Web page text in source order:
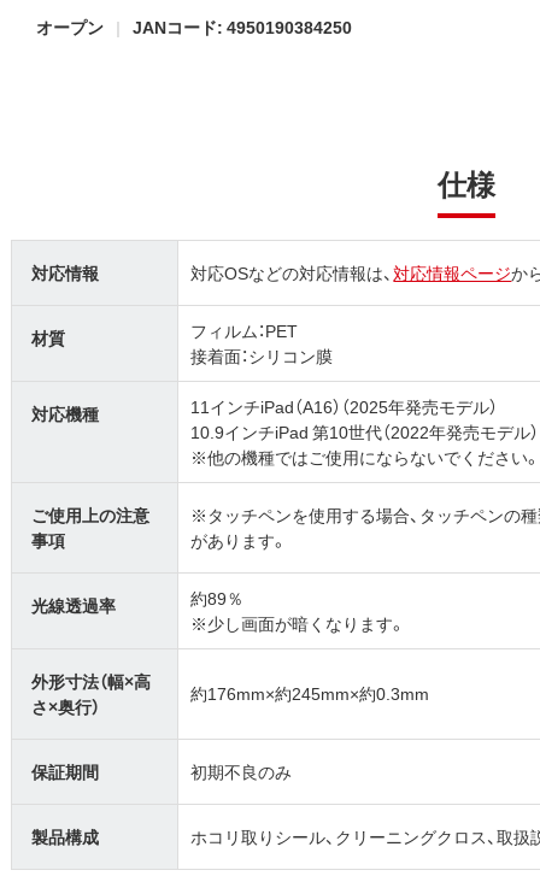
オープン JANコード: 4950190384250
仕様
対応情報 対応OSなどの対応情報は、対応情報ページか
材質
フィルム：PET
接着面：シリコン膜
対応機種
11インチiPad（A16）（2025年発売モデル）
10.9インチiPad 第10世代（2022年発売モデル）
※他の機種ではご使用にならないでください
ご使用上の注意
事項
※タッチペンを使用する場合、タッチペンの
があります。
光線透過率
約89％
※少し画面が暗くなります。
外形寸法（幅×高
さ×奥行）
約176mm×約245mm×約0.3mm
保証期間 初期不良のみ
製品構成 ホコリ取りシール、クリーニングクロス、取扱